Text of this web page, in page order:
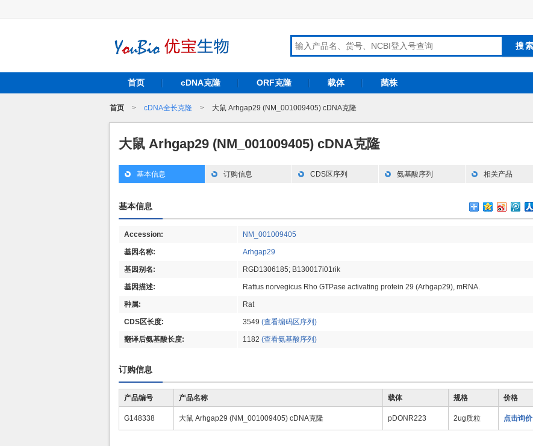
首页 cDNA克隆 ORF克隆 载体 菌株
首页 > cDNA全长克隆 > 大鼠 Arhgap29 (NM_001009405) cDNA克隆
大鼠 Arhgap29 (NM_001009405) cDNA克隆
基本信息 订购信息 CDS区序列 氨基酸序列 相关产品
基本信息
Accession: NM_001009405
基因名称: Arhgap29
基因别名: RGD1306185; B130017i01rik
基因描述: Rattus norvegicus Rho GTPase activating protein 29 (Arhgap29), mRNA.
种属: Rat
CDS区长度: 3549 (查看编码区序列)
翻译后氨基酸长度: 1182 (查看氨基酸序列)
订购信息
产品编号 产品名称 载体 规格 价格
G148338 大鼠 Arhgap29 (NM_001009405) cDNA克隆 pDONR223 2ug质粒 点击询价